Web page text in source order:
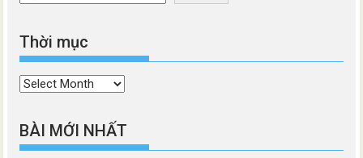
Thời mục
Thời
BÀI MỚI NHẤT